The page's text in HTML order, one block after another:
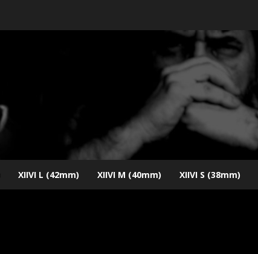
XIIVI L (42mm) XIIVI M (40mm) XIIVI S (38mm)